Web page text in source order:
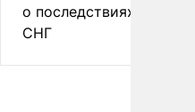
о последствиях выхода
СНГ